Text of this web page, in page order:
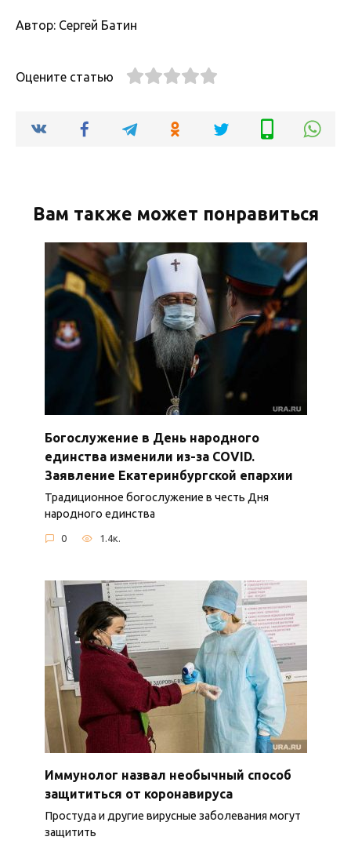
Автор: Сергей Батин
Оцените статью
Вам также может понравиться
Богослужение в День народного
единства изменили из-за COVID.
Заявление Екатеринбургской епархии
Традиционное богослужение в честь Дня
народного единства
0 1.4к.
Иммунолог назвал необычный способ
защититься от коронавируса
Простуда и другие вирусные заболевания могут
защитить